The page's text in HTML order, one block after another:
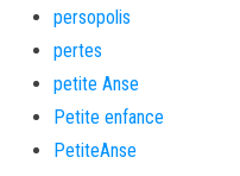
persopolis
pertes
petite Anse
Petite enfance
PetiteAnse